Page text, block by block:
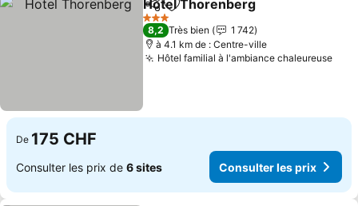
PartagerAjouter à mes favoris
Hotel Thorenberg
3 Étoiles
8,2 Très bien
1 742
à 4.1 km de : Centre-ville
Hôtel familial à l'ambiance chaleureuse
De 175 CHF
Consulter les prix de 6 sites Consulter les prix